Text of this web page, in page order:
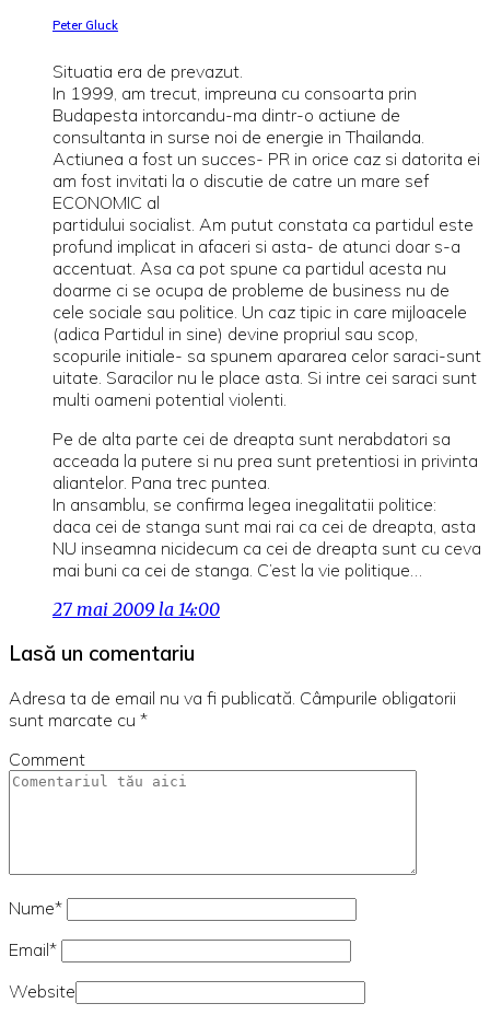
Peter Gluck
Situatia era de prevazut.
In 1999, am trecut, impreuna cu consoarta prin
Budapesta intorcandu-ma dintr-o actiune de
consultanta in surse noi de energie in Thailanda.
Actiunea a fost un succes- PR in orice caz si datorita ei
am fost invitati la o discutie de catre un mare sef
ECONOMIC al
partidului socialist. Am putut constata ca partidul este
profund implicat in afaceri si asta- de atunci doar s-a
accentuat. Asa ca pot spune ca partidul acesta nu
doarme ci se ocupa de probleme de business nu de
cele sociale sau politice. Un caz tipic in care mijloacele
(adica Partidul in sine) devine propriul sau scop,
scopurile initiale- sa spunem apararea celor saraci-sunt
uitate. Saracilor nu le place asta. Si intre cei saraci sunt
multi oameni potential violenti.
Pe de alta parte cei de dreapta sunt nerabdatori sa
acceada la putere si nu prea sunt pretentiosi in privinta
aliantelor. Pana trec puntea.
In ansamblu, se confirma legea inegalitatii politice:
daca cei de stanga sunt mai rai ca cei de dreapta, asta
NU inseamna nicidecum ca cei de dreapta sunt cu ceva
mai buni ca cei de stanga. C’est la vie politique…
27 mai 2009 la 14:00
Lasă un comentariu
Adresa ta de email nu va fi publicată. Câmpurile obligatorii
sunt marcate cu *
Comment
Nume*
Email*
Website